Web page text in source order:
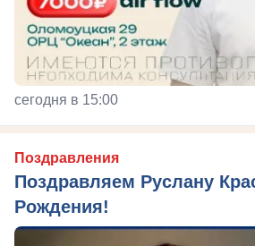
сегодня в 15:00
Поздравления
Поздравляем Руслану
Рождения!